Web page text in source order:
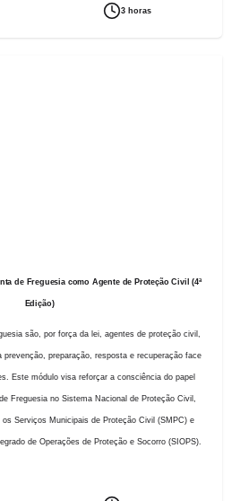
de prevenção, socorro e reabilitação no território do
3 horas
de Freguesia como Agente de Proteção Civil (4ª
Edição)
são, por força da lei, agentes de proteção civil,
prevenção, preparação, resposta e recuperação face
Este módulo visa reforçar a consciência do papel
Freguesia no Sistema Nacional de Proteção Civil,
Serviços Municipais de Proteção Civil (SMPC) e
de Operações de Proteção e Socorro (SIOPS).